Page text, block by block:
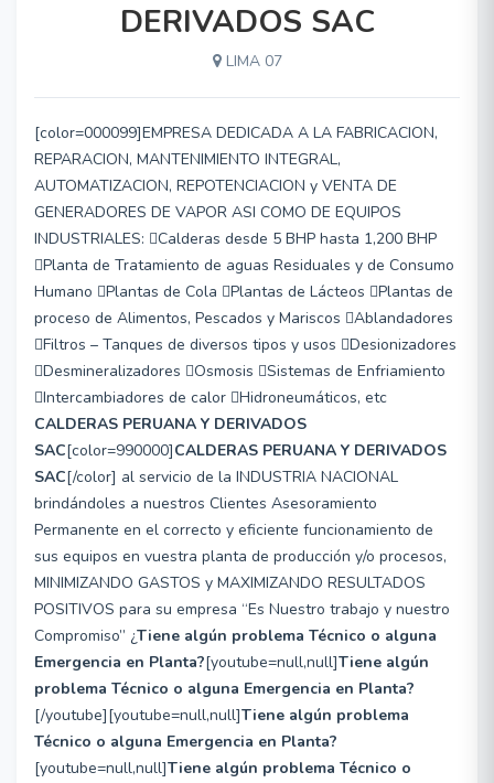
DERIVADOS SAC
LIMA 07
[color=000099]EMPRESA DEDICADA A LA FABRICACION,
REPARACION, MANTENIMIENTO INTEGRAL,
AUTOMATIZACION, REPOTENCIACION y VENTA DE
GENERADORES DE VAPOR ASI COMO DE EQUIPOS
INDUSTRIALES: Calderas desde 5 BHP hasta 1,200 BHP
Planta de Tratamiento de aguas Residuales y de Consumo
Humano Plantas de Cola Plantas de Lácteos Plantas de
proceso de Alimentos, Pescados y Mariscos Ablandadores
Filtros – Tanques de diversos tipos y usos Desionizadores
Desmineralizadores Osmosis Sistemas de Enfriamiento
Intercambiadores de calor Hidroneumáticos, etc
CALDERAS PERUANA Y DERIVADOS
SAC[color=990000]CALDERAS PERUANA Y DERIVADOS
SAC[/color] al servicio de la INDUSTRIA NACIONAL
brindándoles a nuestros Clientes Asesoramiento
Permanente en el correcto y eficiente funcionamiento de
sus equipos en vuestra planta de producción y/o procesos,
MINIMIZANDO GASTOS y MAXIMIZANDO RESULTADOS
POSITIVOS para su empresa “Es Nuestro trabajo y nuestro
Compromiso” ¿Tiene algún problema Técnico o alguna
Emergencia en Planta?[youtube=null,null]Tiene algún
problema Técnico o alguna Emergencia en Planta?
[/youtube][youtube=null,null]Tiene algún problema
Técnico o alguna Emergencia en Planta?
[youtube=null,null]Tiene algún problema Técnico o